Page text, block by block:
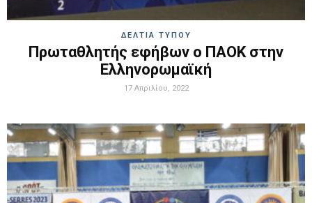
ΔΕΛΤΙΑ ΤΥΠΟΥ
Πρωταθλητής εφήβων ο ΠΑΟΚ στην
Ελληνορωμαϊκή
17 Απριλίου, 2022